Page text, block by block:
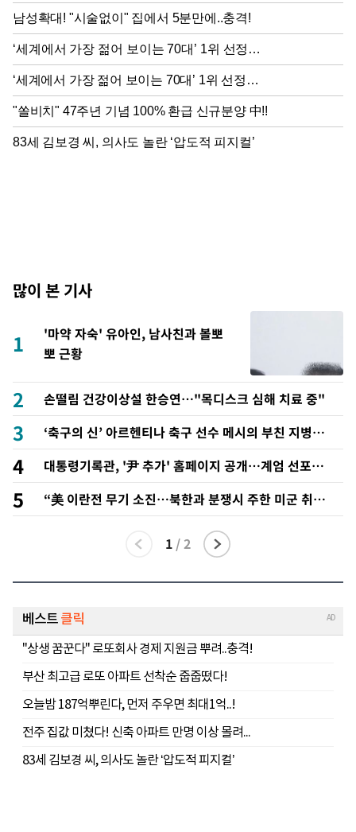
많이 본 기사
1
'마약 자숙' 유아인, 남사친과 볼뽀
뽀 근황
2 손떨림 건강이상설 한승연…"목디스크 심해 치료 중"
3
‘축구의 신’ 아르헨티나 축구 선수 메시의 부친 지병 별
세
4
대통령기록관, '尹 추가' 홈페이지 공개…계엄 선포문
은 빠져
5
“美 이란전 무기 소진…북한과 분쟁시 주한 미군 취약
해질 수 있어”
1 /2